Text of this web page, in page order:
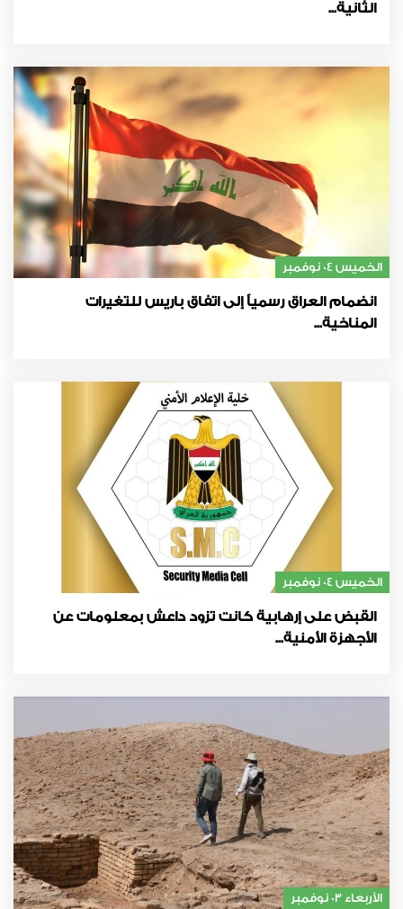
الثانية...
الخميس 04 نوفمبر
انضمام العراق رسمياً إلى اتفاق باريس للتغيرات
المناخية...
الخميس 04 نوفمبر
القبض على إرهابية كانت تزود داعش بمعلومات عن
الأجهزة الأمنية...
الأربعاء 03 نوفمبر